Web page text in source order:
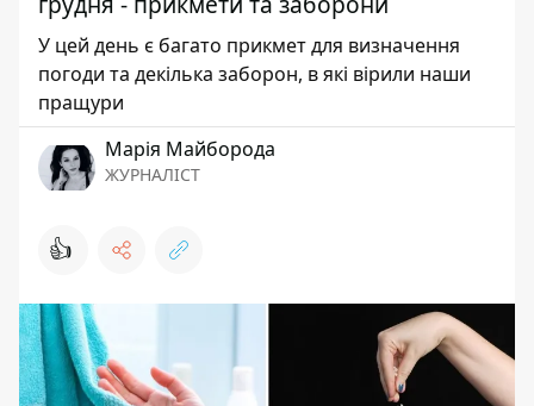
У цей день є багато прикмет для визначення
погоди та декілька заборон, в які вірили наши
пращури
Марія Майборода
ЖУРНАЛІСТ
👍